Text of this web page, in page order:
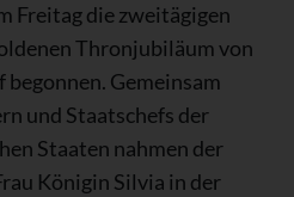
Freitag die zweitägigen
Thronjubiläum von
Gemeinsam
und Staatschefs der
Staaten nahmen der
Königin Silvia in der